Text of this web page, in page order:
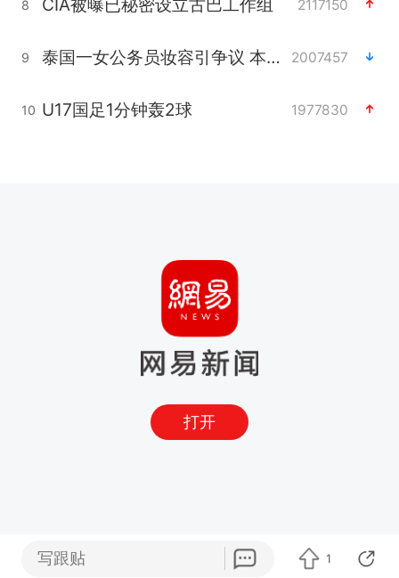
8 2117150
9 泰国一女公务员妆容引争议 本人回应 2007457
10 U17国足1分钟轰2球 1977830
打开
写跟贴 1